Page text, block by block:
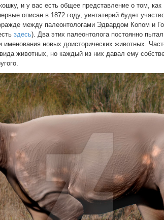
и у вас есть общее представление о том, как
описан в 1872 году, уинтатерий будет
между палеонтологами Эдвардом Копом и
здесь). Два этих палеонтолога постоянно
именования новых доисторических животных.
животных, но каждый из них давал ему